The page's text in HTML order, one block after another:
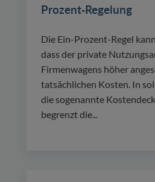
Prozent-Regelung
Die Ein-Prozent-Regel
dass der private
Firmenwagens höher
tatsächlichen Kosten. In
die sogenannte
begrenzt die...